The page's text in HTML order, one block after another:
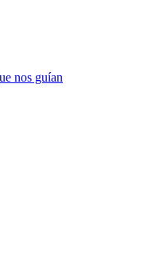
nos guían